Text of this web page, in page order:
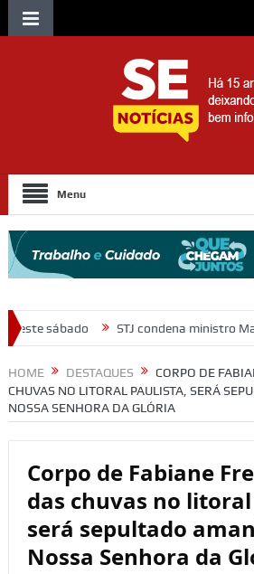
Menu
condena ministro Marco Buzzi por assédio
HOME DESTAQUES
CORPO DE
CHUVAS NO LITORAL PAULISTA, SERÁ
NOSSA SENHORA DA GLÓRIA
Corpo de Fabiane
das chuvas no
será sepultado
Nossa Senhora da